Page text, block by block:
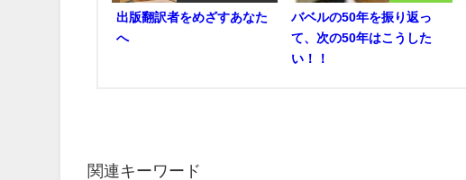
出版翻訳者をめざすあなた
へ
バベルの50年を振り返っ
て、次の50年はこうした
い！！
関連キーワード